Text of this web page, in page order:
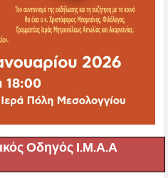
Οδηγός Ι.Μ.Α.Α